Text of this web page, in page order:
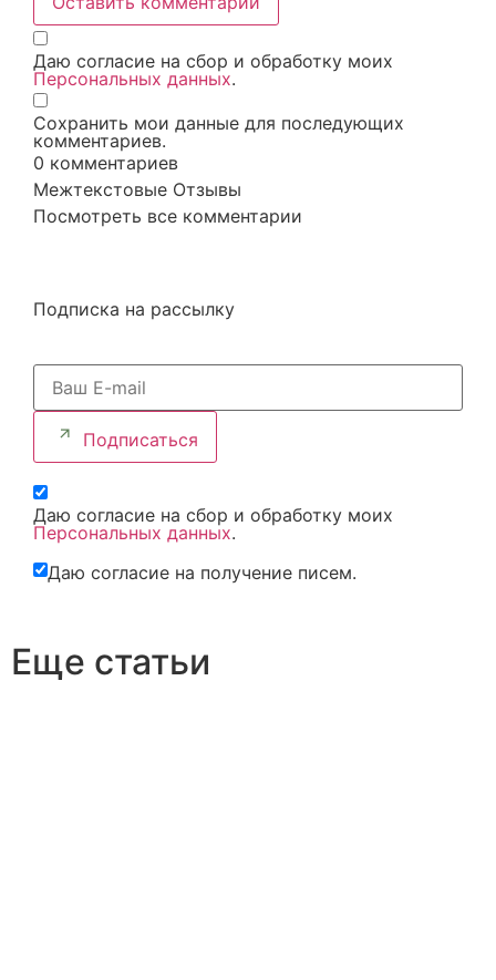
Даю согласие на сбор и обработку моих
Персональных данных.
Сохранить мои данные для последующих
комментариев.
0 комментариев
Межтекстовые Отзывы
Посмотреть все комментарии
Подписка на рассылку
Подписаться
Даю согласие на сбор и обработку моих
Персональных данных.
Даю согласие на получение писем.
Еще статьи